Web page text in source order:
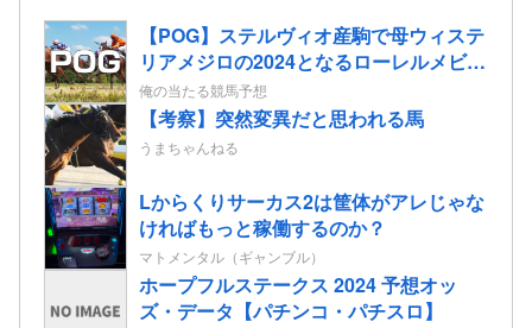
【POG】ステルヴィオ産駒で母ウィステ
リアメジロの2024となるローレルメビウ
スの2歳情報
俺の当たる競馬予想
【考察】突然変異だと思われる馬
うまちゃんねる
Lからくりサーカス2は筐体がアレじゃな
ければもっと稼働するのか？
マトメンタル（ギャンブル）
ホープフルステークス 2024 予想オッ
ズ・データ【パチンコ・パチスロ】